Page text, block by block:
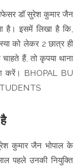
डॉ सुरेश कुमार जैन
इसमें लिखा है कि,
को लेकर 2 छात्र ही
हैं, तो कृपया थाना
करें। BHOPAL BU
कुमार जैन भोपाल के
पहले उनकी नियुक्ति